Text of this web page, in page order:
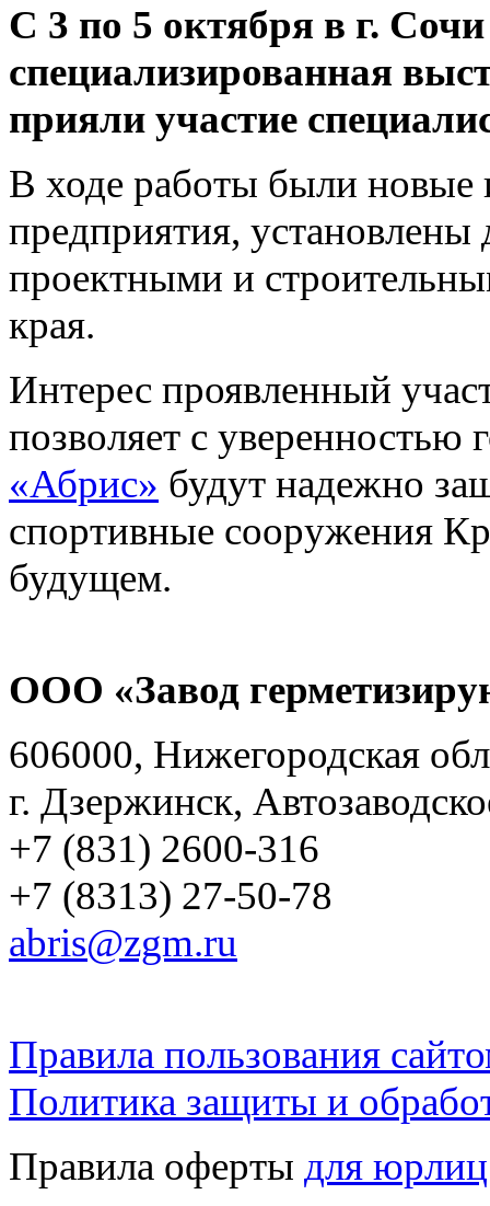
С 3 по 5 октября в г.
специализированная
прияли участие
В ходе работы были новые
предприятия,
проектными и
края.
Интерес проявленный
позволяет с уверенностью
«Абрис» будут надежно
спортивные сооружения
будущем.
ООО «Завод
606000, Нижегородская
г. Дзержинск,
+7 (831) 2600-316
+7 (8313) 27-50-78
abris@zgm.ru
Правила пользования
Политика защиты и
Правила оферты для